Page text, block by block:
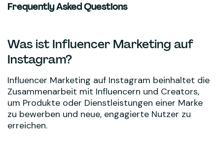
Frequently Asked Questions
Was ist Influencer Marketing auf
Instagram?
Influencer Marketing auf Instagram beinhaltet die
Zusammenarbeit mit Influencern und Creators,
um Produkte oder Dienstleistungen einer Marke
zu bewerben und neue, engagierte Nutzer zu
erreichen.